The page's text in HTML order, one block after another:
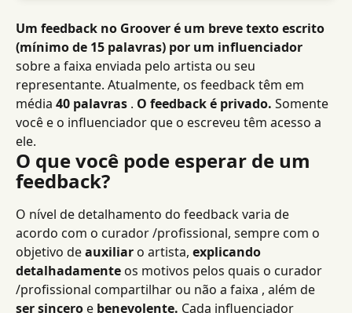
Um feedback no Groover é um breve texto escrito
(mínimo de 15 palavras) por um influenciador
sobre a faixa enviada pelo artista ou seu
representante. Atualmente, os feedback têm em
média 40 palavras . O feedback é privado. Somente
você e o influenciador que o escreveu têm acesso a
ele.
O que você pode esperar de um
feedback?
O nível de detalhamento do feedback varia de
acordo com o curador /profissional, sempre com o
objetivo de auxiliar o artista, explicando
detalhadamente os motivos pelos quais o curador
/profissional compartilhar ou não a faixa , além de
ser sincero e benevolente. Cada influenciador